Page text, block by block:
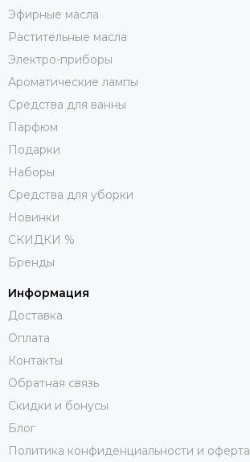
Эфирные масла
Растительные масла
Электро-приборы
Ароматические лампы
Средства для ванны
Парфюм
Подарки
Наборы
Средства для уборки
Новинки
СКИДКИ %
Бренды
Информация
Доставка
Оплата
Контакты
Обратная связь
Скидки и бонусы
Блог
Политика конфиденциальности и оферта